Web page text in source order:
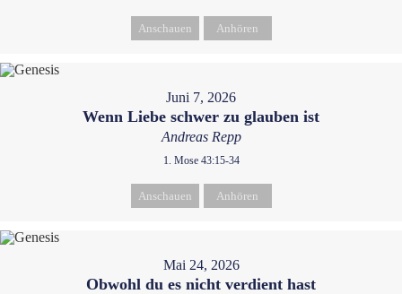
Anschauen Anhören
Juni 7, 2026
Wenn Liebe schwer zu glauben ist
Andreas Repp
1. Mose 43:15-34
Anschauen Anhören
Mai 24, 2026
Obwohl du es nicht verdient hast